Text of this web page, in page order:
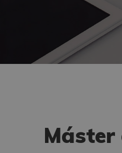
Máster